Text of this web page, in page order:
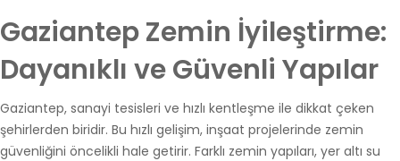
Gaziantep Zemin İyileştirme:
Dayanıklı ve Güvenli Yapılar
Gaziantep, sanayi tesisleri ve hızlı kentleşme ile dikkat çeken
şehirlerden biridir. Bu hızlı gelişim, inşaat projelerinde zemin
güvenliğini öncelikli hale getirir. Farklı zemin yapıları, yer altı su